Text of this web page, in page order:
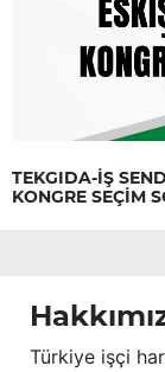
TEKGIDA-İŞ
KONGRE SEÇİM
Türkiye işçi